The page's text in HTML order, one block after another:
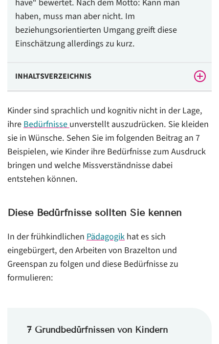
have“ bewertet. Nach dem Motto: Kann man
haben, muss man aber nicht. Im
beziehungsorientierten Umgang greift diese
Einschätzung allerdings zu kurz.
INHALTSVERZEICHNIS
2. Wunsch: „Ich will nicht rausgehen/das nicht
probieren/bei dem neuen Spiel nicht mitspielen.“
3. Wunsch: „Ich will, dass wir das gleiche Spiel spielen
wie gestern.“
4. Wunsch: „Ich will heute mein Kostüm anlassen, den
5. Wunsch: „Ich will jetzt sofort die große Schere
6. Wunsch: „Ich will nur mit meiner besten
Freundin/meinem besten Freund spielen – mit sonst
niemandem.“
Kinder sind sprachlich und kognitiv nicht in der Lage,
ihreBedürfnisseunverstellt auszudrücken. Sie kleiden
sie in Wünsche. Sehen Sie im folgenden Beitrag an 7
Beispielen, wie Kinder ihre Bedürfnisse zum Ausdruck
bringen und welche Missverständnisse dabei
entstehen können.
Diese Bedürfnisse sollten Sie kennen
In der frühkindlichenPädagogikhat es sich
eingebürgert, den Arbeiten von Brazelton und
Greenspan zu folgen und diese Bedürfnisse zu
formulieren:
7 Grundbedürfnissen von Kindern